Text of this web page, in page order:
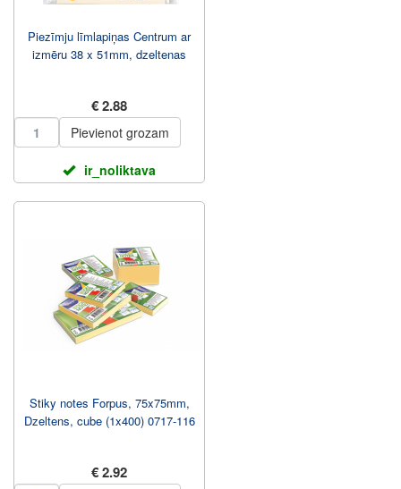
Piezīmju līmlapiņas Centrum ar
izmēru 38 x 51mm, dzeltenas
€ 2.88
Pievienot grozam
ir_noliktava
Stiky notes Forpus, 75x75mm,
Dzeltens, cube (1x400) 0717-116
€ 2.92